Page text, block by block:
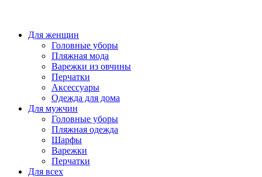
Для женщин
Головные уборы
Пляжная мода
Варежки из овчины
Перчатки
Аксессуары
Одежда для дома
Для мужчин
Головные уборы
Пляжная одежда
Шарфы
Варежки
Перчатки
Для всех